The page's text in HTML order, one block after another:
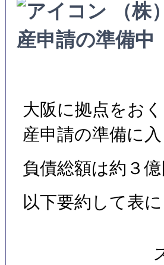
（株
産申請の準備
大阪に拠点をお
産申請の準備に
負債総額は約３
以下要約して表